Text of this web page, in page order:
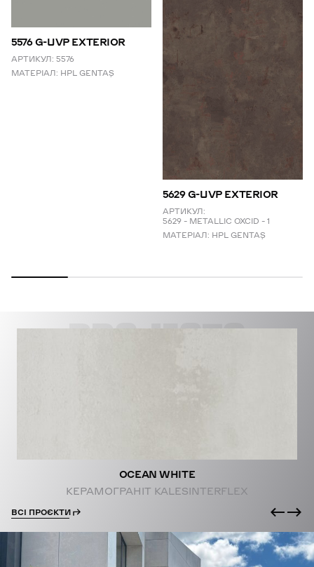
5576 G-UVP EXTERIOR
АРТИКУЛ: 5576
МАТЕРІАЛ: HPL GENTAŞ
5629 G-UVP EXTERIOR
АРТИКУЛ:
5629 – METALLIC OXCID – 1
МАТЕРІАЛ: HPL GENTAŞ
PROJECTS
OCEAN WHITE
КЕРАМОГРАНІТ KALESINTERFLEX
ВСІ ПРОЄКТИ